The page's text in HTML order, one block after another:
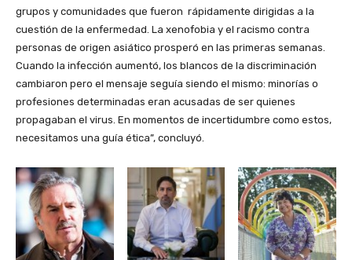
grupos y comunidades que fueron rápidamente dirigidas a la
cuestión de la enfermedad. La xenofobia y el racismo contra
personas de origen asiático prosperó en las primeras semanas.
Cuando la infección aumentó, los blancos de la discriminación
cambiaron pero el mensaje seguía siendo el mismo: minorías o
profesiones determinadas eran acusadas de ser quienes
propagaban el virus. En momentos de incertidumbre como estos,
necesitamos una guía ética”, concluyó.